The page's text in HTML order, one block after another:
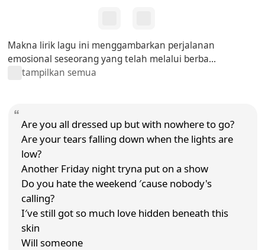
Makna lirik lagu ini menggambarkan perjalanan
emosional seseorang yang telah melalui berba...
tampilkan semua
Are you all dressed up but with nowhere to go?
Are your tears falling down when the lights are
low?
Another Friday night tryna put on a show
Do you hate the weekend ′cause nobody's
calling?
I′ve still got so much love hidden beneath this
skin
Will someone